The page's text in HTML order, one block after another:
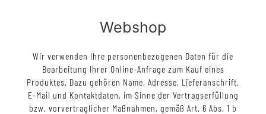
Webshop
Wir verwenden Ihre personenbezogenen Daten für die
Bearbeitung Ihrer Online-Anfrage zum Kauf eines
Produktes. Dazu gehören Name, Adresse, Lieferanschrift,
E-Mail und Kontaktdaten, im Sinne der Vertragserfüllung
bzw. vorvertraglicher Maßnahmen, gemäß Art. 6 Abs. 1 b